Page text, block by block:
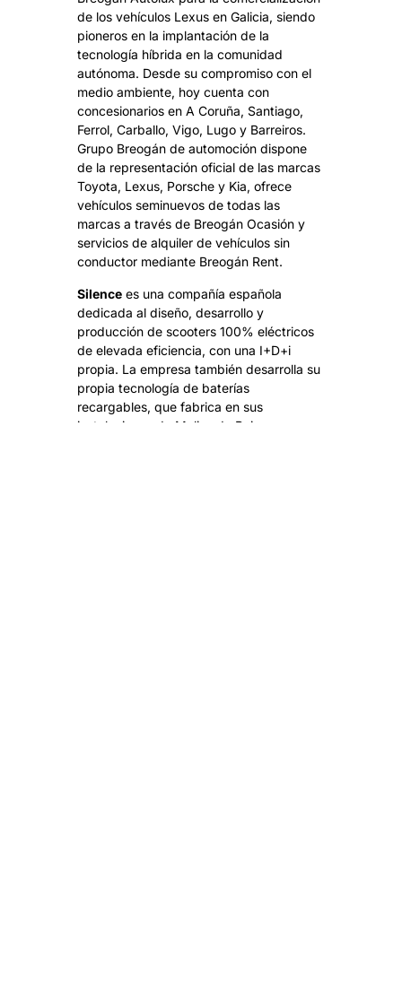
de los vehículos Lexus en Galicia, siendo
pioneros en la implantación de la
tecnología híbrida en la comunidad
autónoma. Desde su compromiso con el
medio ambiente, hoy cuenta con
concesionarios en A Coruña, Santiago,
Ferrol, Carballo, Vigo, Lugo y Barreiros.
Grupo Breogán de automoción dispone
de la representación oficial de las marcas
Toyota, Lexus, Porsche y Kia, ofrece
vehículos seminuevos de todas las
marcas a través de Breogán Ocasión y
servicios de alquiler de vehículos sin
conductor mediante Breogán Rent.
Silencees una compañía española
dedicada al diseño, desarrollo y
producción de scooters 100% eléctricos
de elevada eficiencia, con una I+D+i
propia. La empresa también desarrolla su
propia tecnología de baterías
recargables, que fabrica en sus
instalaciones de Molins de Rei